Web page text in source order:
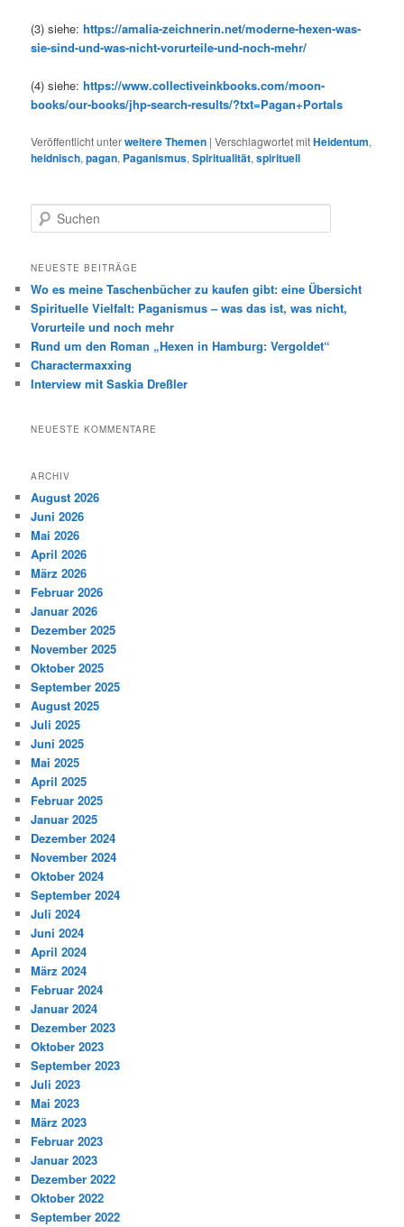
(3) siehe:https://amalia-zeichnerin.net/moderne-hexen-was-
sie-sind-und-was-nicht-vorurteile-und-noch-mehr/
(4) siehe:https://www.collectiveinkbooks.com/moon-
books/our-books/jhp-search-results/?txt=Pagan+Portals
Veröffentlicht unterweitere Themen |Verschlagwortet mitHeidentum,
heidnisch,pagan, Paganismus,Spiritualität,spirituell
u
h
n
NEUESTE BEITRÄGE
Wo es meine Taschenbücher zu kaufen gibt: eine Übersicht
Spirituelle Vielfalt: Paganismus – was das ist, was nicht,
Vorurteile und noch mehr
Rund um den Roman „Hexen in Hamburg: Vergoldet“
Charactermaxxing
Interview mit Saskia Dreßler
NEUESTE KOMMENTARE
ARCHIV
August 2026
Juni 2026
Mai 2026
April 2026
März 2026
Februar 2026
Januar 2026
Dezember 2025
November 2025
Oktober 2025
September 2025
August 2025
Juli 2025
Juni 2025
Mai 2025
April 2025
Februar 2025
Januar 2025
Dezember 2024
November 2024
Oktober 2024
September 2024
Juli 2024
Juni 2024
April 2024
März 2024
Februar 2024
Januar 2024
Dezember 2023
Oktober 2023
September 2023
Juli 2023
Mai 2023
März 2023
Februar 2023
Januar 2023
Dezember 2022
Oktober 2022
September 2022